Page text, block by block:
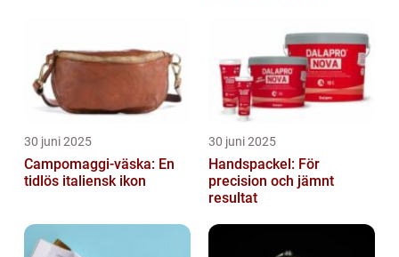
30 juni 2025
Campomaggi-väska: En
tidlös italiensk ikon
30 juni 2025
Handspackel: För
precision och jämnt
resultat